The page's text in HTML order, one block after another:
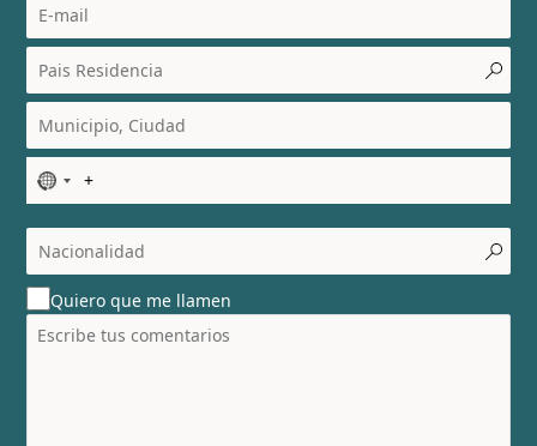
N
o
c
o
u
n
t
Quiero que me llamen